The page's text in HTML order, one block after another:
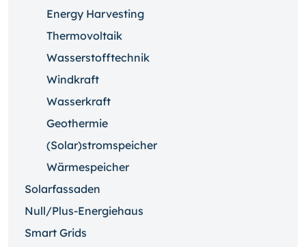
Energy Harvesting
Thermovoltaik
Wasserstofftechnik
Windkraft
Wasserkraft
Geothermie
(Solar)stromspeicher
Wärmespeicher
Solarfassaden
Null/Plus-Energiehaus
Smart Grids